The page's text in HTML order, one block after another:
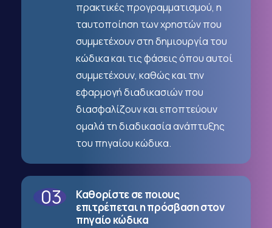
πρακτικές προγραμματισμού, η
ταυτοποίηση των χρηστών που
συμμετέχουν στη δημιουργία του
κώδικα και τις φάσεις όπου αυτοί
συμμετέχουν, καθώς και την
εφαρμογή διαδικασιών που
διασφαλίζουν και εποπτεύουν
ομαλά τη διαδικασία ανάπτυξης
του πηγαίου κώδικα.
03
Καθορίστε σε ποιους
επιτρέπεται η πρόσβαση στον
πηγαίο κώδικα